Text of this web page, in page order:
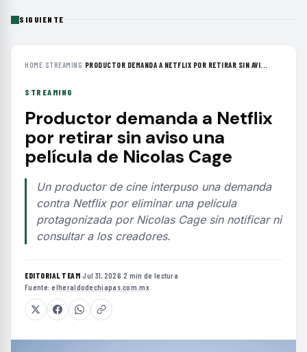
SIGUIENTE
HOME› STREAMING› PRODUCTOR DEMANDA A NETFLIX POR RETIRAR SIN AVI...
STREAMING
Productor demanda a Netflix
por retirar sin aviso una
película de Nicolas Cage
Un productor de cine interpuso una demanda
contra Netflix por eliminar una película
protagonizada por Nicolas Cage sin notificar ni
consultar a los creadores.
EDITORIAL TEAM·Jul 31, 2026·2 min de lectura·
Fuente:elheraldodechiapas.com.mx